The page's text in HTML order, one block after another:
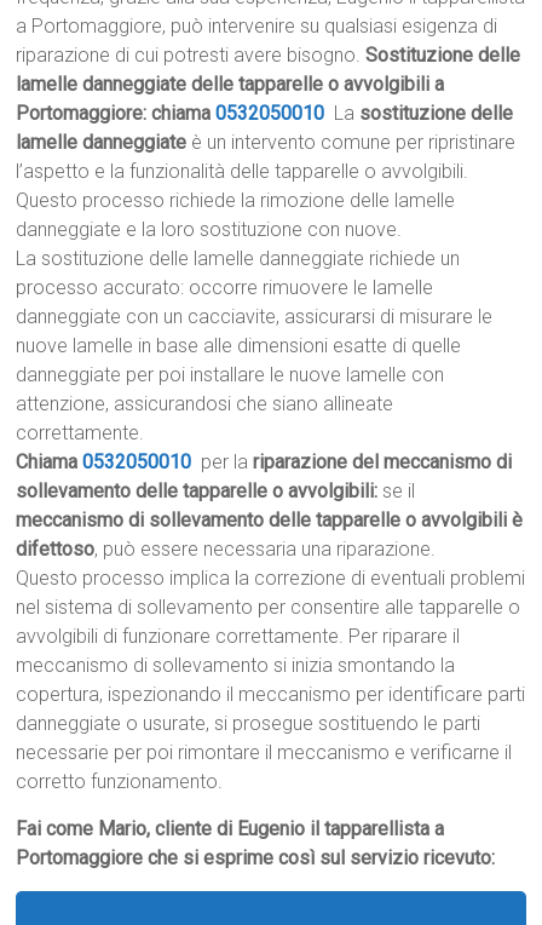
a Portomaggiore, può intervenire su qualsiasi esigenza di
riparazione di cui potresti avere bisogno.Sostituzione delle
lamelle danneggiate delle tapparelle o avvolgibili a
Portomaggiore: chiama0532050010 La sostituzione delle
lamelle danneggiate è un intervento comune per ripristinare
l’aspetto e la funzionalità delle tapparelle o avvolgibili.
Questo processo richiede la rimozione delle lamelle
danneggiate e la loro sostituzione con nuove.
La sostituzione delle lamelle danneggiate richiede un
processo accurato: occorre rimuovere le lamelle
danneggiate con un cacciavite, assicurarsi di misurare le
nuove lamelle in base alle dimensioni esatte di quelle
danneggiate per poi installare le nuove lamelle con
attenzione, assicurandosi che siano allineate
correttamente.
Chiama0532050010 per lariparazione del meccanismo di
sollevamento delle tapparelle o avvolgibili: se il
meccanismo di sollevamento delle tapparelle o avvolgibili è
difettoso, può essere necessaria una riparazione.
Questo processo implica la correzione di eventuali problemi
nel sistema di sollevamento per consentire alle tapparelle o
avvolgibili di funzionare correttamente. Per riparare il
meccanismo di sollevamento si inizia smontando la
copertura, ispezionando il meccanismo per identificare parti
danneggiate o usurate, si prosegue sostituendo le parti
necessarie per poi rimontare il meccanismo e verificarne il
corretto funzionamento.
Fai come Mario, cliente di Eugenio il tapparellista a
Portomaggiore che si esprime così sul servizio ricevuto: